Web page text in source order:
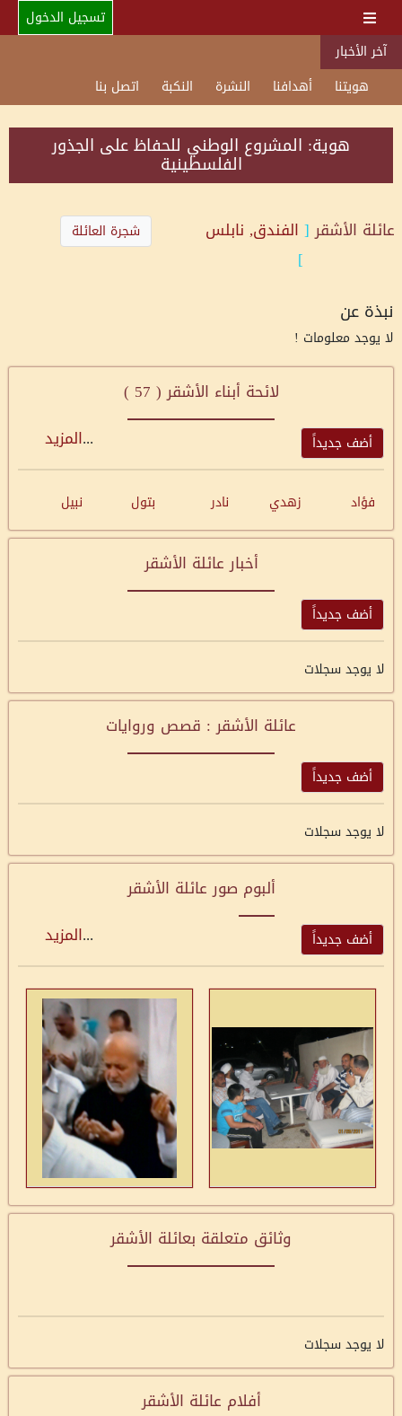
تسجيل الدخول
آخر الأخبار
هويتنا
أهدافنا النشرة النكبة اتصل بنا
هوية: المشروع الوطني للحفاظ على الجذور
الفلسطينية
عائلة الأشقر [ الفندق, نابلس
]
شجرة العائلة
نبذة عن
لا يوجد معلومات !
لائحة أبناء الأشقر ( 57
)
أضف جديداً ...المزيد
فؤاد زهدي نادر بتول نبيل
أخبار عائلة الأشقر
أضف جديداً
لا يوجد سجلات
عائلة الأشقر : قصص وروايات
أضف جديداً
لا يوجد سجلات
ألبوم صور عائلة الأشقر
أضف جديداً ...المزيد
وثائق متعلقة بعائلة الأشقر
لا يوجد سجلات
أفلام عائلة الأشقر